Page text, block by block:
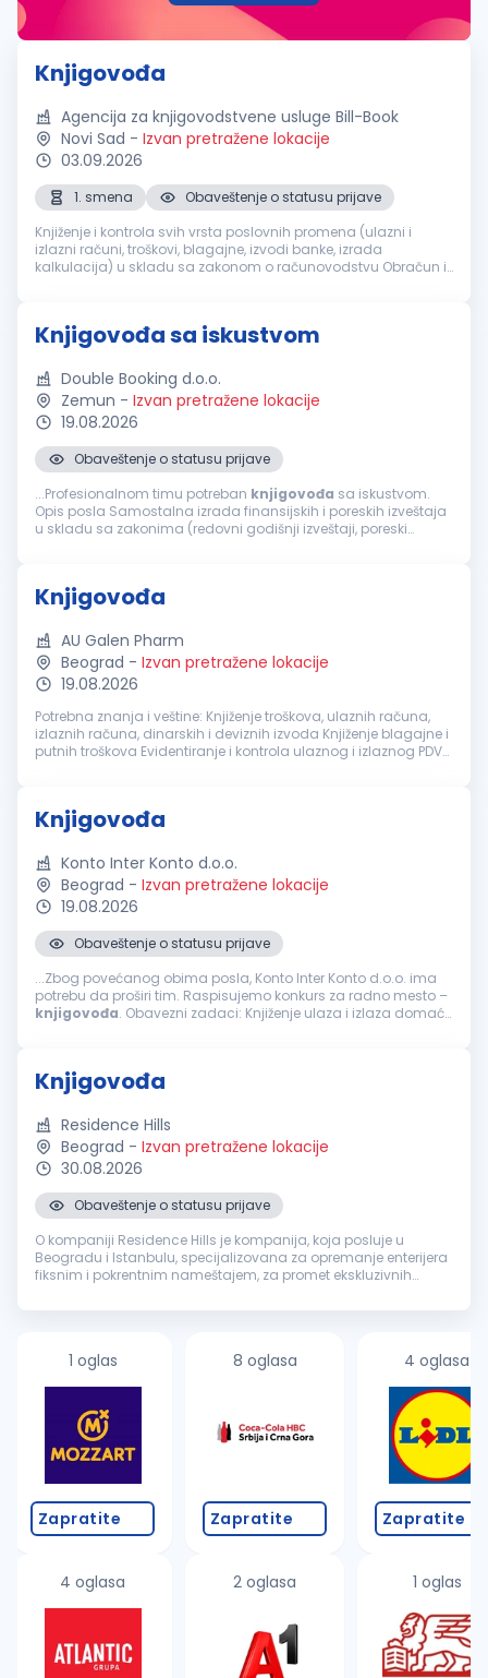
Knjigovođa
Agencija za knjigovodstvene usluge Bill-Book
Novi Sad - Izvan pretražene lokacije
03.09.2026
1. smena
Obaveštenje o statusu prijave
Knjiženje i kontrola svih vrsta poslovnih promena (ulazni i
izlazni računi, troškovi, blagajne, izvodi banke, izrada
kalkulacija) u skladu sa zakonom o računovodstvu Obračun i
Knjigovođa sa iskustvom
Double Booking d.o.o.
Zemun - Izvan pretražene lokacije
19.08.2026
Obaveštenje o statusu prijave
...Profesionalnom timu potreban knjigovođa sa iskustvom.
Opis posla Samostalna izrada finansijskih i poreskih izveštaja
u skladu sa zakonima (redovni godišnji izveštaji, poreski
Knjigovođa
AU Galen Pharm
Beograd - Izvan pretražene lokacije
19.08.2026
Potrebna znanja i veštine: Knjiženje troškova, ulaznih računa,
izlaznih računa, dinarskih i deviznih izvoda Knjiženje blagajne i
putnih troškova Evidentiranje i kontrola ulaznog i izlaznog PDV
Knjigovođa
Konto Inter Konto d.o.o.
Beograd - Izvan pretražene lokacije
19.08.2026
Obaveštenje o statusu prijave
...Zbog povećanog obima posla, Konto Inter Konto d.o.o. ima
potrebu da proširi tim. Raspisujemo konkurs za radno mesto –
knjigovođa. Obavezni zadaci: Knjiženje ulaza i izlaza domaće
Knjigovođa
Residence Hills
Beograd - Izvan pretražene lokacije
30.08.2026
Obaveštenje o statusu prijave
O kompaniji Residence Hills je kompanija, koja posluje u
Beogradu i Istanbulu, specijalizovana za opremanje enterijera
fiksnim i pokrentnim nameštajem, za promet ekskluzivnih
profesionaln...
1 oglas
Zapratite
4 oglasa
8 oglasa
Zapratite
2 oglasa
4 oglasa
Zapratite
1 oglas